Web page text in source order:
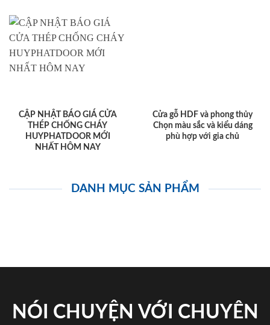
CẬP NHẬT BÁO GIÁ CỬA
THÉP CHỐNG CHÁY
HUYPHATDOOR MỚI
NHẤT HÔM NAY
Cửa gỗ HDF và phong thủy
Chọn màu sắc và kiểu dáng
phù hợp với gia chủ
DANH MỤC SẢN PHẨM
NÓI CHUYỆN VỚI CHUYÊN